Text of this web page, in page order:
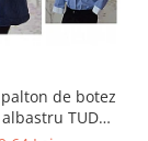
de botez
TUDOR